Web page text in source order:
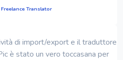
Translator
di import/export e il traduttore
è stato un vero toccasana per